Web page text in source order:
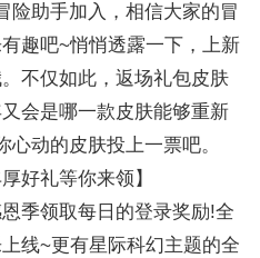
险助手加入，相信大家的冒
趣吧~悄悄透露一下，上新
不仅如此，返场礼包皮肤
会是哪一款皮肤能够重新
动的皮肤投上一票吧。
礼等你来领】
领取每日的登录奖励!全
线~更有星际科幻主题的全